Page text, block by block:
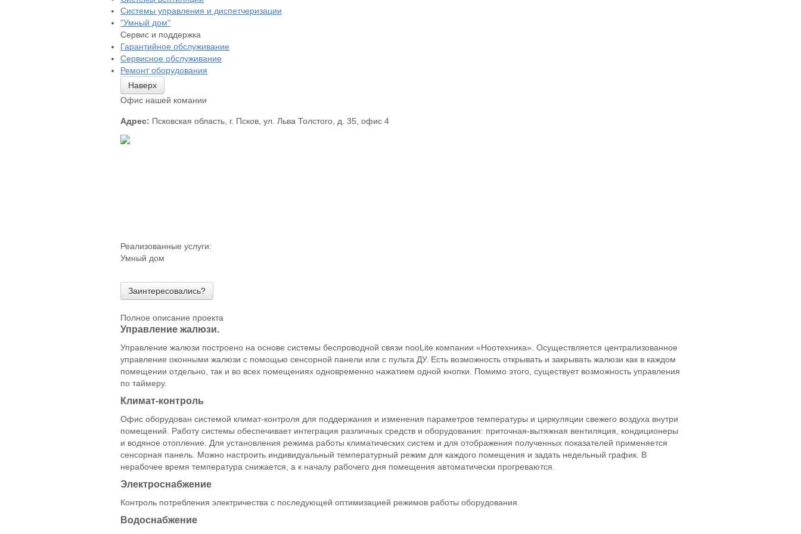
Системы управления и диспетчеризации
"Умный дом"
Сервис и поддержка
Гарантийное обслуживание
Сервисное обслуживание
Ремонт оборудования
Наверх
Офис нашей комании
Адрес: Псковская область, г. Псков, ул. Льва Толстого, д. 35, офис 4
Реализованные услуги:
Умный дом
Заинтересовались?
Полное описание проекта
Управление жалюзи.
Управление жалюзи построено на основе системы беспроводной связи nooLite компании «Ноотехника». Осуществляется централизованное
управление оконными жалюзи с помощью сенсорной панели или с пульта ДУ. Есть возможность открывать и закрывать жалюзи как в каждом
помещении отдельно, так и во всех помещениях одновременно нажатием одной кнопки. Помимо этого, существует возможность управления
по таймеру.
Климат-контроль
Офис оборудован системой климат-контроля для поддержания и изменения параметров температуры и циркуляции свежего воздуха внутри
помещений. Работу системы обеспечивает интеграция различных средств и оборудования: приточная-вытяжная вентиляция, кондиционеры
и водяное отопление. Для установления режима работы климатических систем и для отображения полученных показателей применяется
сенсорная панель. Можно настроить индивидуальный температурный режим для каждого помещения и задать недельный график. В
нерабочее время температура снижается, а к началу рабочего дня помещения автоматически прогреваются.
Электроснабжение
Контроль потребления электричества с последующей оптимизацией режимов работы оборудования.
Водоснабжение